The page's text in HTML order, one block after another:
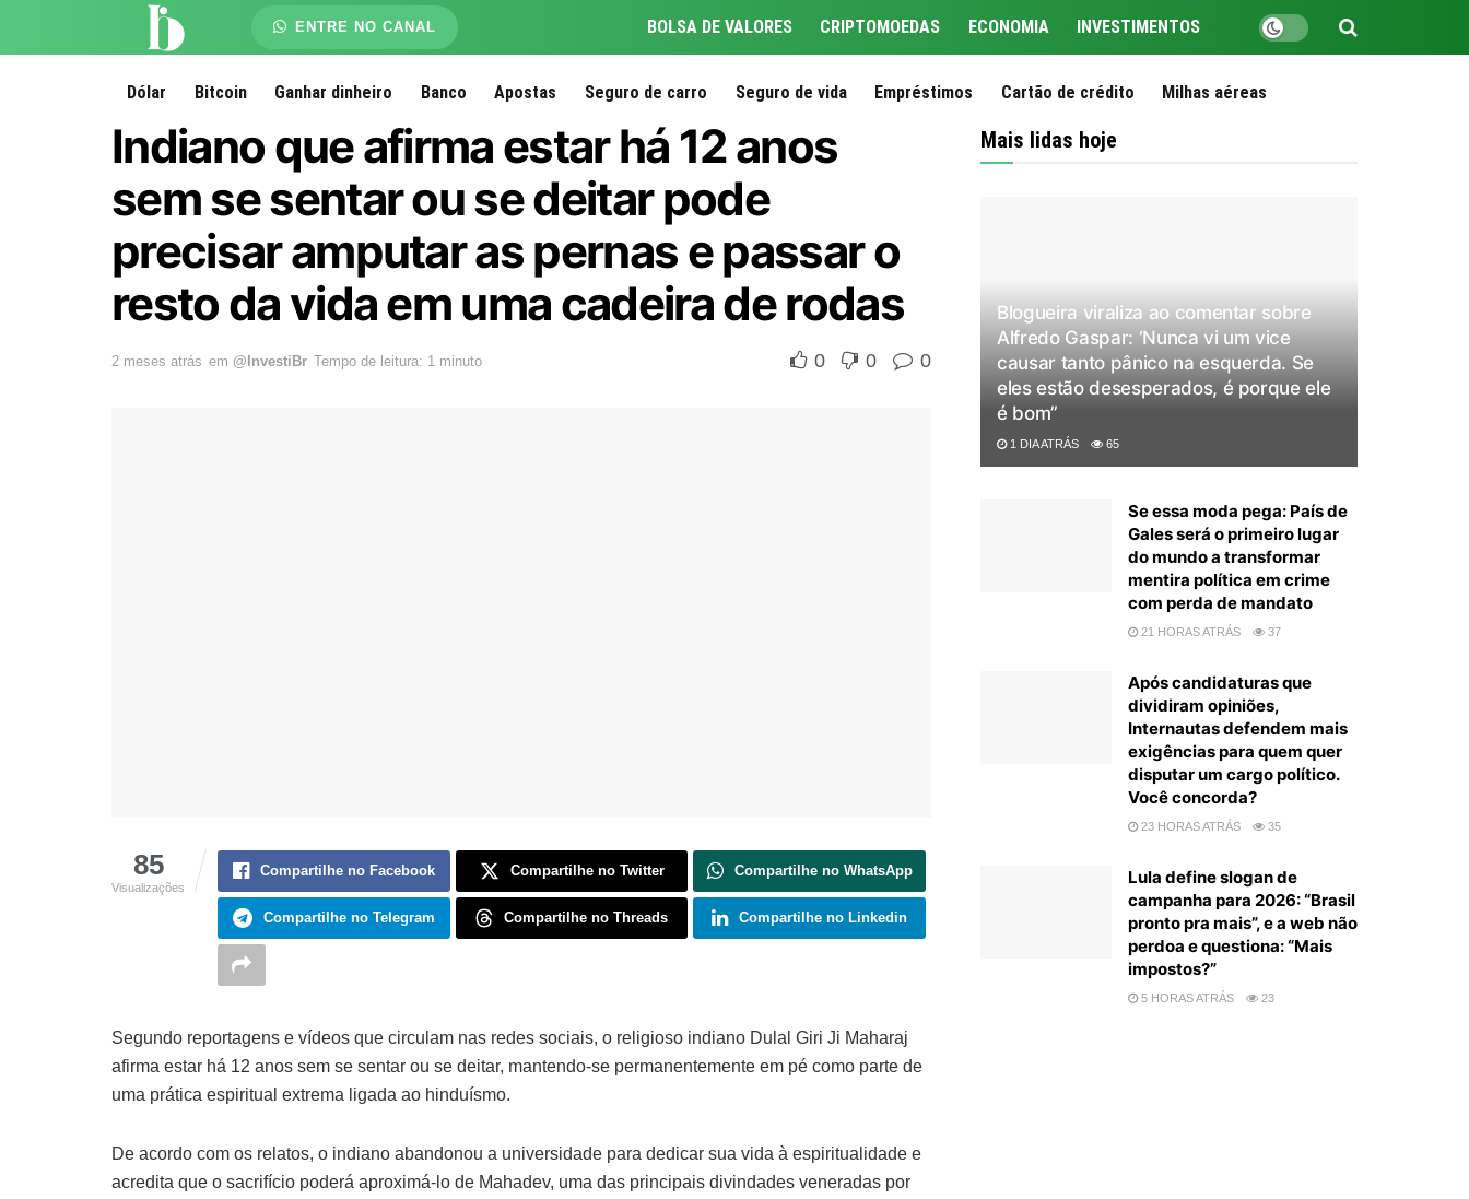
ENTRE NO CANAL BOLSA DE VALORES CRIPTOMOEDAS ECONOMIA INVESTIMENTOS
Dólar Bitcoin Ganhar dinheiro Banco Apostas Seguro de carro Seguro de vida Empréstimos Cartão de crédito Milhas aéreas
Indiano que afirma estar há 12 anos
sem se sentar ou se deitar pode
precisar amputar as pernas e passar o
resto da vida em uma cadeira de rodas
2 meses atrás em @InvestiBr Tempo de leitura: 1 minuto 0 0 0
85
Visualizações
Compartilhe no Facebook Compartilhe no Twitter Compartilhe no WhatsApp
Compartilhe no Telegram Compartilhe no Threads Compartilhe no Linkedin
Segundo reportagens e vídeos que circulam nas redes sociais, o religioso indiano Dulal Giri Ji Maharaj
afirma estar há 12 anos sem se sentar ou se deitar, mantendo-se permanentemente em pé como parte de
uma prática espiritual extrema ligada ao hinduísmo.
De acordo com os relatos, o indiano abandonou a universidade para dedicar sua vida à espiritualidade e
acredita que o sacrifício poderá aproximá-lo de Mahadev, uma das principais divindades veneradas por
Mais lidas hoje
Blogueira viraliza ao comentar sobre
Alfredo Gaspar: ‘Nunca vi um vice
causar tanto pânico na esquerda. Se
eles estão desesperados, é porque ele
é bom”
1 DIA ATRÁS 65
Se essa moda pega: País de
Gales será o primeiro lugar
do mundo a transformar
mentira política em crime
com perda de mandato
21 HORAS ATRÁS 37
Após candidaturas que
dividiram opiniões,
Internautas defendem mais
exigências para quem quer
disputar um cargo político.
Você concorda?
23 HORAS ATRÁS 35
Lula define slogan de
campanha para 2026: “Brasil
pronto pra mais”, e a web não
perdoa e questiona: “Mais
impostos?”
5 HORAS ATRÁS 23